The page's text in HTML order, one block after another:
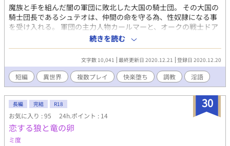
魔族と手を組んだ闇の軍団に敗北した大国の騎士団。 その大国の
騎士団長であるシュテオは、仲間の命を守る為、性奴隷になる事
を受け入れる。 軍団の主力人物カールマーと、オークの戦士ドア
ルと共になぶられるシュテオ。 セックスが下手くそだと叱責さ
れ、仲間である副団長コンラウスにセックス指南を受けるように
なるが、快楽に溺れていく。 主人公 シュテオ 大国の騎士団長、
仲間と国を守るため性奴隷となる。 銀髪に青目。 敵勢力 カール
マー 傭兵上がりの騎士。漆黒の髪に黒目、黒の鎧の男。 電撃系
の攻撃魔術が使える。強欲で狡猾。 ドアル 横柄なオークの戦
士。 シュテオの仲間 副団長コンラウス 金髪碧眼の騎士。女との
噂が絶えない。 シュテオにセックスの指南をする。 （誤字脱字報
告不要。時間が取れる際に定期的に見直してます。ご報告頂いて
も基本的に返答致しませんのでご理解ご了承下さいます様お願い
致します。申し訳ありません）
続きを読む
文字数 10,041 最終更新日 2020.12.21 登録日 2020.12.20
短編 異世界 複数プレイ 快楽堕ち 調教 淫語
30
長編 完結 R18
お気に入り : 95 24h.ポイント : 14
恋する狼と竜の卵
ミ度